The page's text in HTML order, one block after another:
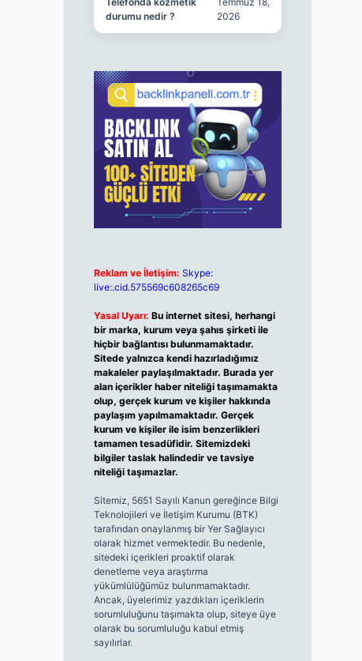
durumu nedir ?
2026
Reklam ve İletişim: Skype:
live:.cid.575569c608265c69
Yasal Uyarı: Bu internet sitesi, herhangi
bir marka, kurum veya şahıs şirketi ile
hiçbir bağlantısı bulunmamaktadır.
Sitede yalnızca kendi hazırladığımız
makaleler paylaşılmaktadır. Burada yer
alan içerikler haber niteliği taşımamakta
olup, gerçek kurum ve kişiler hakkında
paylaşım yapılmamaktadır. Gerçek
kurum ve kişiler ile isim benzerlikleri
tamamen tesadüfidir. Sitemizdeki
bilgiler taslak halindedir ve tavsiye
niteliği taşımazlar.
Sitemiz, 5651 Sayılı Kanun gereğince Bilgi
Teknolojileri ve İletişim Kurumu (BTK)
tarafından onaylanmış bir Yer Sağlayıcı
olarak hizmet vermektedir. Bu nedenle,
sitedeki içerikleri proaktif olarak
denetleme veya araştırma
yükümlülüğümüz bulunmamaktadır.
Ancak, üyelerimiz yazdıkları içeriklerin
sorumluluğunu taşımakta olup, siteye üye
olarak bu sorumluluğu kabul etmiş
sayılırlar.